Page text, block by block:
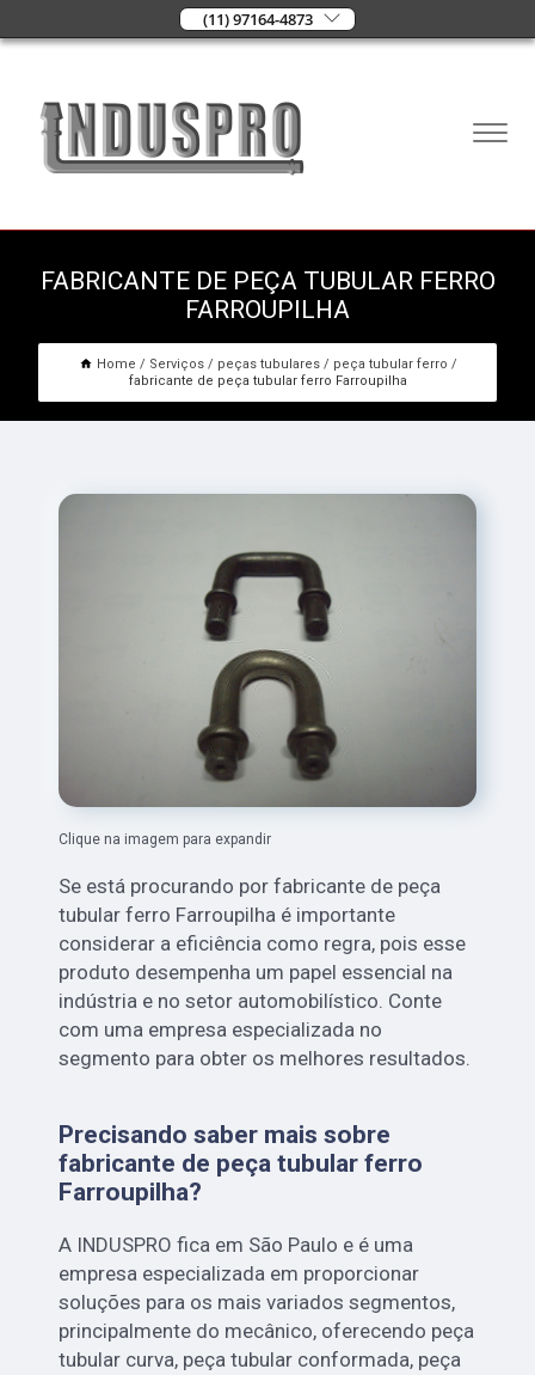
(11) 97164-4873
FABRICANTE DE PEÇA TUBULAR FERRO
FARROUPILHA
Home Serviços peças tubulares
peça tubular ferro
fabricante de peça tubular ferro Farroupilha
Clique na imagem para expandir
Se está procurando por fabricante de peça
tubular ferro Farroupilha é importante
considerar a eficiência como regra, pois esse
produto desempenha um papel essencial na
indústria e no setor automobilístico. Conte
com uma empresa especializada no
segmento para obter os melhores resultados.
Precisando saber mais sobre
fabricante de peça tubular ferro
Farroupilha?
A INDUSPRO fica em São Paulo e é uma
empresa especializada em proporcionar
soluções para os mais variados segmentos,
principalmente do mecânico, oferecendo peça
tubular curva, peça tubular conformada, peça